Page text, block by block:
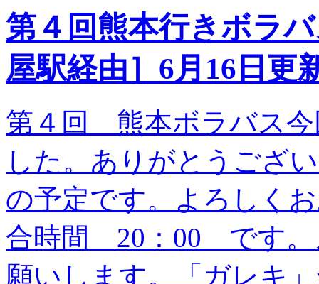
第４回熊本行きボラ
屋駅経由］6月16日更
第４回 熊本ボラバス今
した。ありがとうござ
の予定です。よろしく
合時間 20：00 です。
願いします。「ガレキ